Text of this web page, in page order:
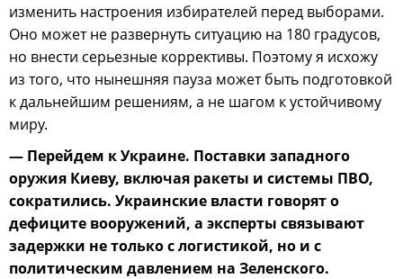
изменить настроения избирателей перед выборами.
Оно может не развернуть ситуацию на 180 градусов,
но внести серьезные коррективы. Поэтому я исхожу
из того, что нынешняя пауза может быть подготовкой
к дальнейшим решениям, а не шагом к устойчивому
миру.
— Перейдем к Украине. Поставки западного
оружия Киеву, включая ракеты и системы ПВО,
сократились. Украинские власти говорят о
дефиците вооружений, а эксперты связывают
задержки не только с логистикой, но и с
политическим давлением на Зеленского.